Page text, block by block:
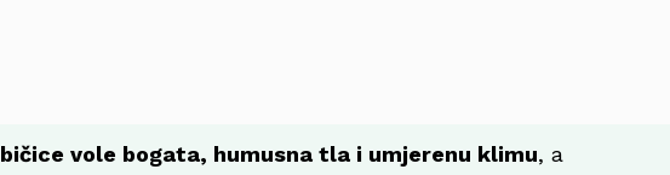
vole bogata, humusna tla i umjerenu klimu, a